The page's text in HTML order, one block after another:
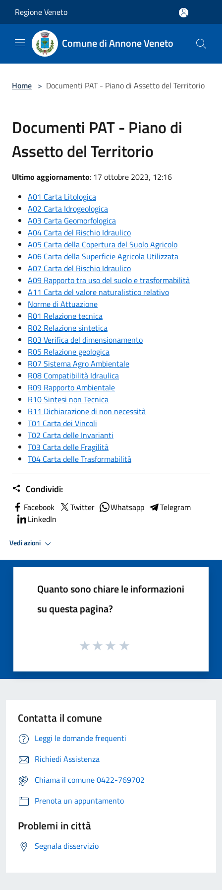
Regione Veneto
Comune di Annone Veneto
Home > Documenti PAT - Piano di Assetto del Territorio
Documenti PAT - Piano di
Assetto del Territorio
Ultimo aggiornamento: 17 ottobre 2023, 12:16
A01 Carta Litologica
A02 Carta Idrogeologica
A03 Carta Geomorfologica
A04 Carta del Rischio Idraulico
A05 Carta della Copertura del Suolo Agricolo
A06 Carta della Superficie Agricola Utilizzata
A07 Carta del Rischio Idraulico
A09 Rapporto tra uso del suolo e trasformabilità
A11 Carta del valore naturalistico relativo
Norme di Attuazione
R01 Relazione tecnica
R02 Relazione sintetica
R03 Verifica del dimensionamento
R05 Relazione geologica
R07 Sistema Agro Ambientale
R08 Compatibilità Idraulica
R09 Rapporto Ambientale
R10 Sintesi non Tecnica
R11 Dichiarazione di non necessità
T01 Carta dei Vincoli
T02 Carta delle Invarianti
T03 Carta delle Fragilità
T04 Carta delle Trasformabilità
Condividi:
Facebook Twitter Whatsapp
Telegram
LinkedIn
Vedi azioni
Quanto sono chiare le informazioni
su questa pagina?
Contatta il comune
Leggi le domande frequenti
Richiedi Assistenza
Chiama il comune 0422-769702
Prenota un appuntamento
Problemi in città
Segnala disservizio